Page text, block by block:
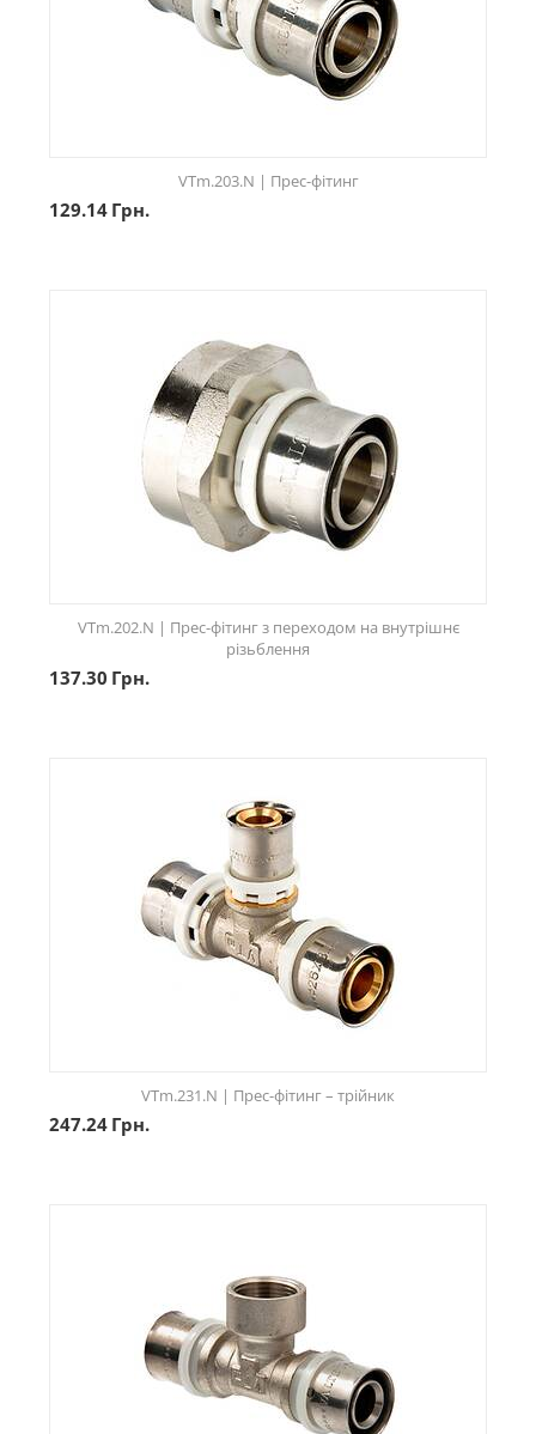
VTm.203.N | Прес-фітинг
129.14 Грн.
VTm.202.N | Прес-фітинг з переходом на внутрішнє
різьблення
137.30 Грн.
VTm.231.N | Прес-фітинг – трійник
247.24 Грн.